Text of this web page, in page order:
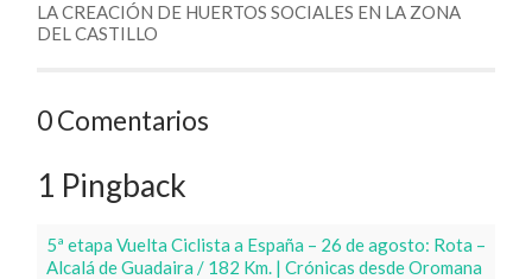
LA CREACIÓN DE HUERTOS SOCIALES EN LA ZONA
DEL CASTILLO
0 Comentarios
1 Pingback
5ª etapa Vuelta Ciclista a España – 26 de agosto: Rota –
Alcalá de Guadaira / 182 Km. | Crónicas desde Oromana